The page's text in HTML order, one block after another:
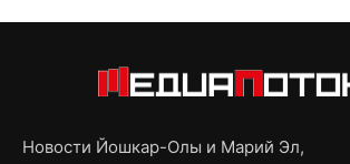
Новости Йошкар-Олы и Марий Эл,